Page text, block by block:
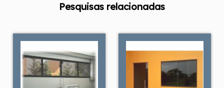
Pesquisas relacionadas